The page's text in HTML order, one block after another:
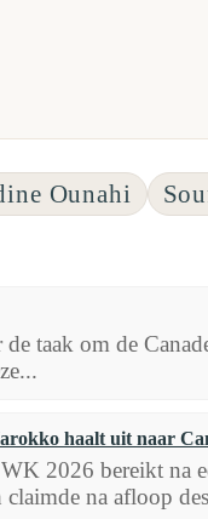
Ounahi
taak om de
haalt uit naar
2026 bereikt na
na afloop